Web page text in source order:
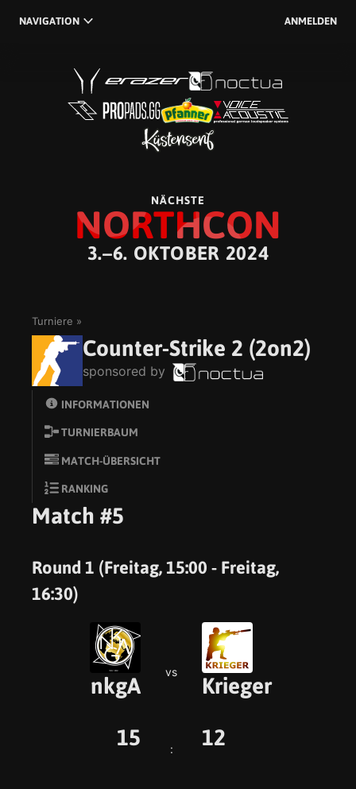
NAVIGATION ANMELDEN
NÄCHSTE
NORTHCON
3.–6. OKTOBER 2024
Turniere
Counter-Strike 2 (2on2)
sponsored by
INFORMATIONEN
TURNIERBAUM
MATCH-ÜBERSICHT
RANKING
Match #5
Round 1 (Freitag, 15:00 - Freitag,
16:30)
nkgA
vs
Krieger
15 : 12